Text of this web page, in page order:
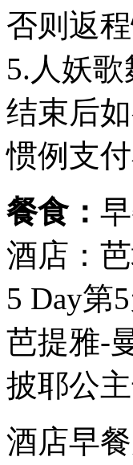
否则返
5.人妖
结束后
惯例支
餐食：
酒店：
5 Day第
芭提雅-
披耶公
酒店早